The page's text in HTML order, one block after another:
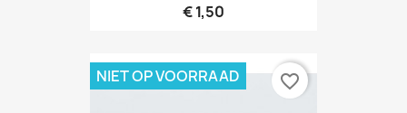
€ 1,50
NIET OP VOORRAAD favorite_border